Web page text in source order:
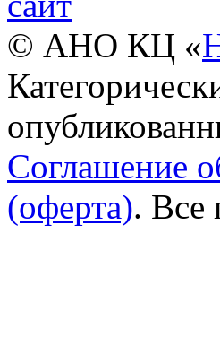
© АНО КЦ «
Соглашение
(оферта). Все